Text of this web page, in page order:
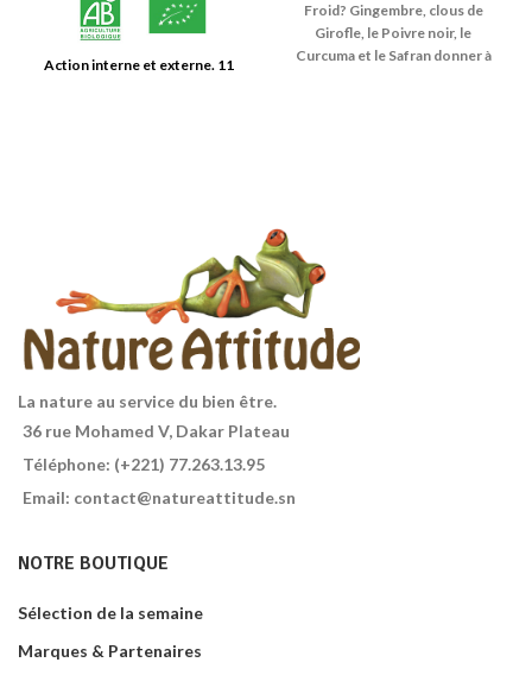
Action interne et externe. 11
Froid? Gingembre, clous de
Girofle, le Poivre noir, le
Curcuma et le Safran donner à
La nature au service du bien être.
36 rue Mohamed V, Dakar Plateau
Téléphone: (+221) 77.263.13.95
Email: contact@natureattitude.sn
NOTRE BOUTIQUE
Sélection de la semaine
Marques & Partenaires